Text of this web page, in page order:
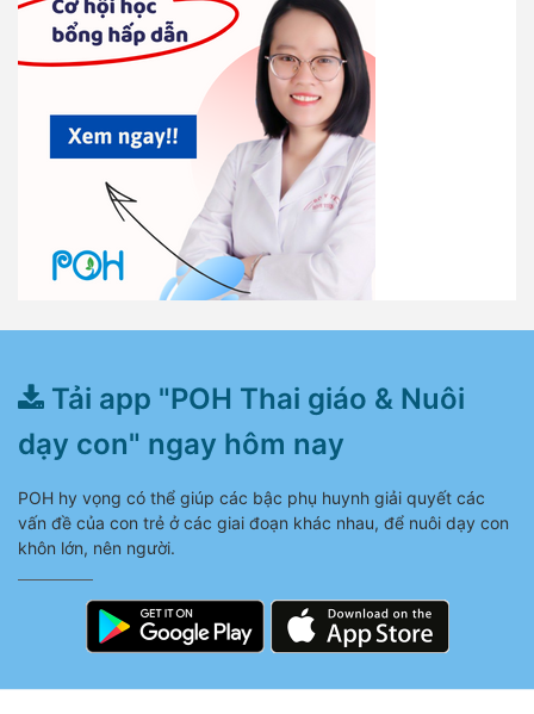
Tải app "POH Thai giáo & Nuôi
dạy con" ngay hôm nay
POH hy vọng có thể giúp các bậc phụ huynh giải quyết các
vấn đề của con trẻ ở các giai đoạn khác nhau, để nuôi dạy con
khôn lớn, nên người.